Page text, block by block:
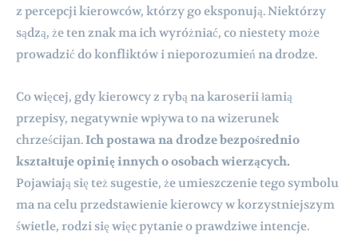
z percepcji kierowców, którzy go eksponują. Niektórzy
sądzą, że ten znak ma ich wyróżniać, co niestety może
prowadzić do konfliktów i nieporozumień na drodze.
Co więcej, gdy kierowcy z rybą na karoserii łamią
przepisy, negatywnie wpływa to na wizerunek
chrześcijan.Ich postawa na drodze bezpośrednio
kształtuje opinię innych o osobach wierzących.
Pojawiają się też sugestie, że umieszczenie tego symbolu
ma na celu przedstawienie kierowcy w korzystniejszym
świetle, rodzi się więc pytanie o prawdziwe intencje.